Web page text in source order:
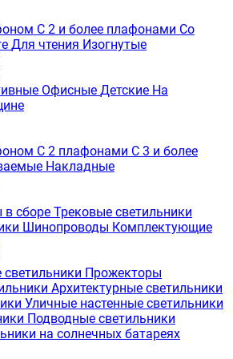
С 2 и более плафонами Со
Для чтения Изогнутые
Офисные Детские На
С 2 плафонами С 3 и более
Накладные
в сборе Трековые светильники
Шинопроводы Комплектующие
Прожекторы
Архитектурные светильники
Уличные настенные светильники
Подводные светильники
на солнечных батареях